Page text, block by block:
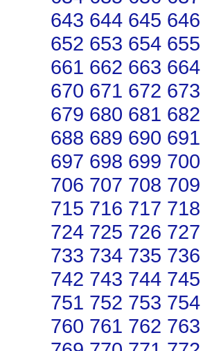
643 644 645 646
652 653 654 655
661 662 663 664
670 671 672 673
679 680 681 682
688 689 690 691
697 698 699 700
706 707 708 709
715 716 717 718
724 725 726 727
733 734 735 736
742 743 744 745
751 752 753 754
760 761 762 763